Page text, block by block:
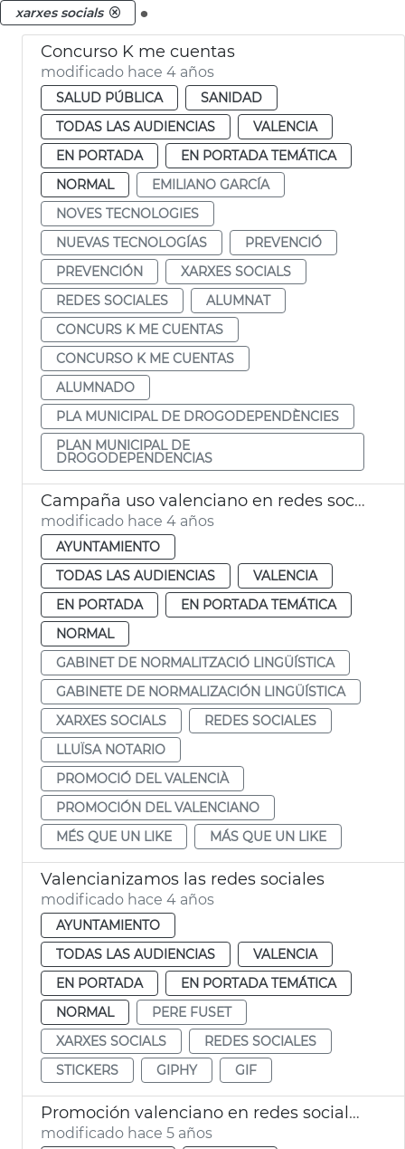
xarxes socials
Concurso K me cuentas
modificado hace 4 años
SALUD PÚBLICA
SANIDAD
TODAS LAS AUDIENCIAS
VALENCIA
EN PORTADA
EN PORTADA TEMÁTICA
NORMAL
EMILIANO GARCÍA
NOVES TECNOLOGIES
NUEVAS TECNOLOGÍAS
PREVENCIÓ
PREVENCIÓN
XARXES SOCIALS
REDES SOCIALES
ALUMNAT
CONCURS K ME CUENTAS
CONCURSO K ME CUENTAS
ALUMNADO
PLA MUNICIPAL DE DROGODEPENDÈNCIES
PLAN MUNICIPAL DE
DROGODEPENDENCIAS
Campaña uso valenciano en redes sociales
modificado hace 4 años
AYUNTAMIENTO
TODAS LAS AUDIENCIAS
VALENCIA
EN PORTADA
EN PORTADA TEMÁTICA
NORMAL
GABINET DE NORMALITZACIÓ LINGÜÍSTICA
GABINETE DE NORMALIZACIÓN LINGÜÍSTICA
XARXES SOCIALS
REDES SOCIALES
LLUÏSA NOTARIO
PROMOCIÓ DEL VALENCIÀ
PROMOCIÓN DEL VALENCIANO
MÉS QUE UN LIKE
MÁS QUE UN LIKE
Valencianizamos las redes sociales
modificado hace 4 años
AYUNTAMIENTO
TODAS LAS AUDIENCIAS
VALENCIA
EN PORTADA
EN PORTADA TEMÁTICA
NORMAL
PERE FUSET
XARXES SOCIALS
REDES SOCIALES
STICKERS
GIPHY GIF
Promoción valenciano en redes sociales y nueva marca GNL
modificado hace 5 años